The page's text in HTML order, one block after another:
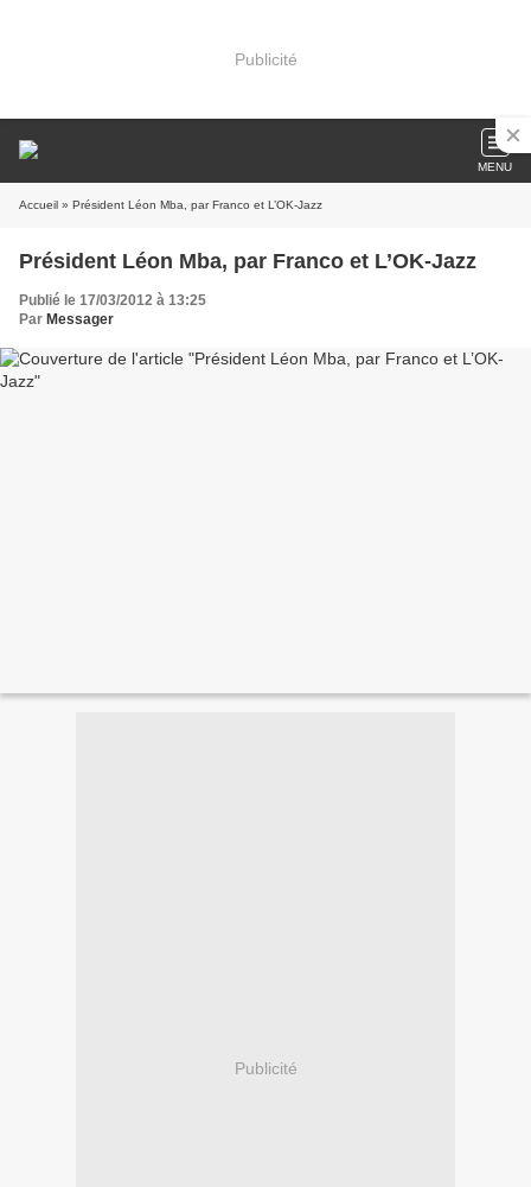
Publicité
MENU
Accueil » Président Léon Mba, par Franco et L’OK-Jazz
Président Léon Mba, par Franco et L’OK-Jazz
Publié le 17/03/2012 à 13:25
Par Messager
Publicité